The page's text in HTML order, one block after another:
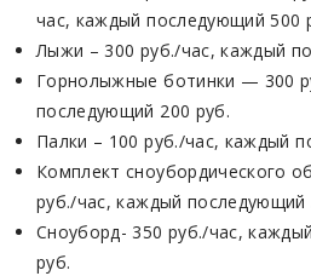
час, каждый последующий 500
Лыжи – 300 руб./час, каждый
Горнолыжные ботинки — 300
последующий 200 руб.
Палки – 100 руб./час, каждый
Комплект сноубордического
руб./час, каждый последующий
Сноуборд- 350 руб./час,
руб.